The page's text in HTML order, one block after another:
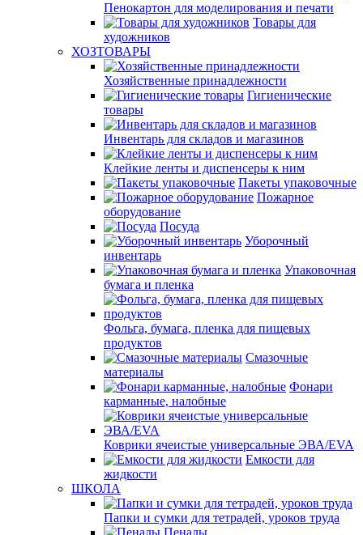
Пенокартон для моделирования и печати
Товары для
художников
ХОЗТОВАРЫ
Хозяйственные принадлежности
Гигиенические
товары
Инвентарь для складов и магазинов
Клейкие ленты и диспенсеры к ним
Пакеты упаковочные
Пожарное
оборудование
Посуда
Уборочный
инвентарь
Упаковочная
бумага и пленка
Фольга, бумага, пленка для пищевых
продуктов
Смазочные
материалы
Фонари
карманные, налобные
Коврики ячеистые универсальные ЭВА/EVA
Емкости для
жидкости
ШКОЛА
Папки и сумки для тетрадей, уроков труда
Пеналы